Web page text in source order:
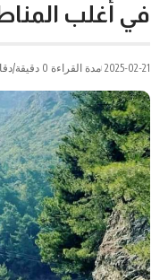
في أغلب
2025-02-21 مدة القراءة 0 دقيقة/دقائق